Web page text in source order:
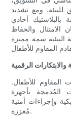
للبيئة. ومع تشديد
بالبلاستيك أحادي
الامتثال والحفاظ
البيئية سمة مميزة
والابتكارات الرقمية
المقاوم للأطفال.
المُدمجة بأجهزة
وإجراءات أمنية
مُعززة.